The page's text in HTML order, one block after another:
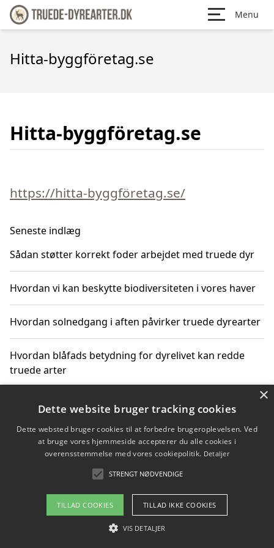
Menu
Hitta-byggföretag.se
Hitta-byggföretag.se
https://hitta-byggföretag.se/
Seneste indlæg
Sådan støtter korrekt foder arbejdet med truede dyr
Hvordan vi kan beskytte biodiversiteten i vores haver
Hvordan solnedgang i aften påvirker truede dyrearter
Hvordan blåfads betydning for dyrelivet kan redde
truede arter
Hvordan kan gaver til unge voksne støtte bevarelsen
Copyright 2026 - Pilanto Aps
Om / kontakt
Blog Betingelser
×
Dette website bruger tracking cookies
Dette websted bruger cookies til at forbedre brugeroplevelsen. Ved
at bruge vores hjemmeside accepterer du alle cookies i
overensstemmelse med vores cookiepolitik. Detaljer
STRENGT NØDVENDIGE
TILLAD COOKIES TILLAD IKKE COOKIES
VIS DETALJER